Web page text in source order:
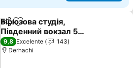
PartilharAdicionar aos favoritos
Бірюзова студія,
Південний вокзал 5
хвилин
Ver preços
9,8 Excelente
143
Derhachi